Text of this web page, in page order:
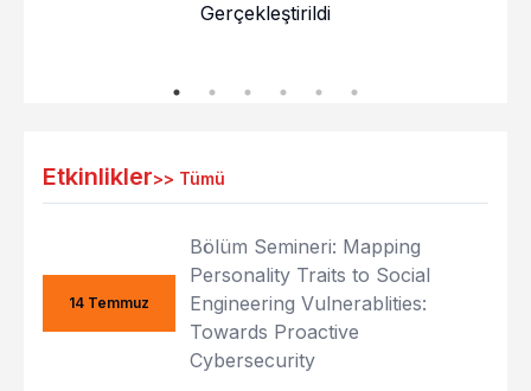
Gerçekleştirildi
Etkinlikler>> Tümü
14 Temmuz
Bölüm Semineri: Mapping
Personality Traits to Social
Engineering Vulnerablities:
Towards Proactive
Cybersecurity